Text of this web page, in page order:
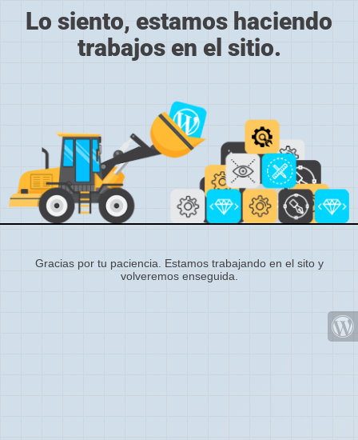
Lo siento, estamos haciendo
trabajos en el sitio.
Gracias por tu paciencia. Estamos trabajando en el sito y
volveremos enseguida.